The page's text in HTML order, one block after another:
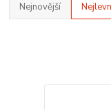
Nejnovější